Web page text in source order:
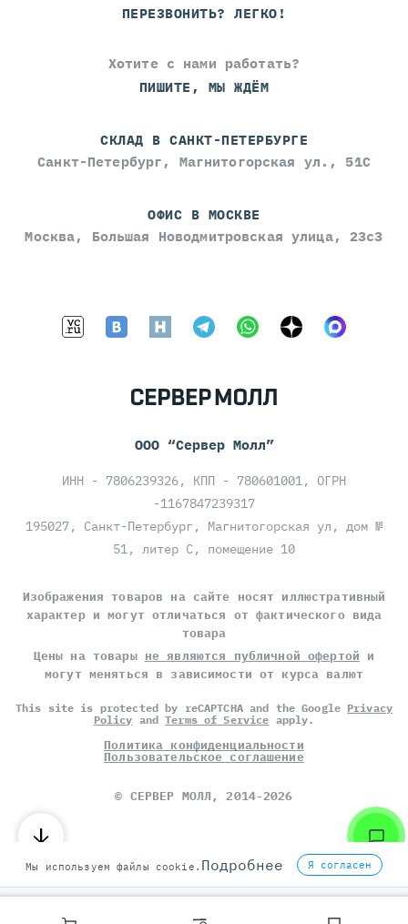
ПЕРЕЗВОНИТЬ? ЛЕГКО!
Хотите с нами работать?
ПИШИТЕ, МЫ ЖДЁМ
СКЛАД В САНКТ-ПЕТЕРБУРГЕ
Санкт-Петербург, Магнитогорская ул., 51С
ОФИС В МОСКВЕ
Москва, Большая Новодмитровская улица, 23с3
ООО “Сервер Молл”
ИНН - 7806239326, КПП - 780601001, ОГРН
-1167847239317
195027, Санкт-Петербург, Магнитогорская ул, дом №
51, литер С, помещение 10
Изображения товаров на сайте носят иллюстративный
характер и могут отличаться от фактического вида
товара
Цены на товары не являются публичной офертой и
могут меняться в зависимости от курса валют
This site is protected by reCAPTCHA and the Google Privacy
Policy andTerms of Service apply.
Политика конфиденциальности
Пользовательское соглашение
© СЕРВЕР МОЛЛ, 2014-2026
Мы используем файлы cookie. Подробнее Я согласен